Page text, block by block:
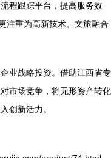
程跟踪平台，提高服务效
注重为高新技术、文旅融合
业战略投资。借助江西省专
市场竞争，将无形资产转化
创新活力。